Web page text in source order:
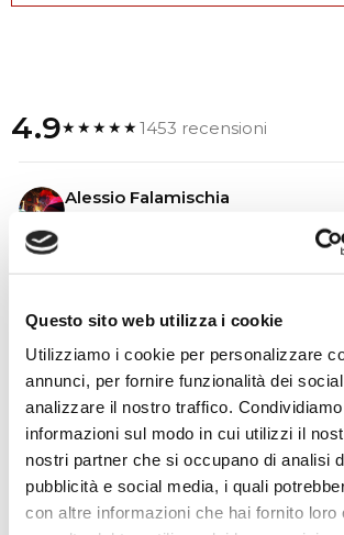
Questo sito web utilizza i cookie
Utilizziamo i cookie per personalizzare
annunci, per fornire funzionalità dei
analizzare il nostro traffico.
informazioni sul modo in cui utilizzi il
nostri partner che si occupano di analisi
pubblicità e social media, i quali
con altre informazioni che hai fornito loro
4.9★★★★★1453 recensioni
Alessio Falamischia
★★★★★
super soddisfatto. Professionalità e
dello staff. Attrezzatura di qualità e
Hope Efrida
2 mesi fa
★★★★★